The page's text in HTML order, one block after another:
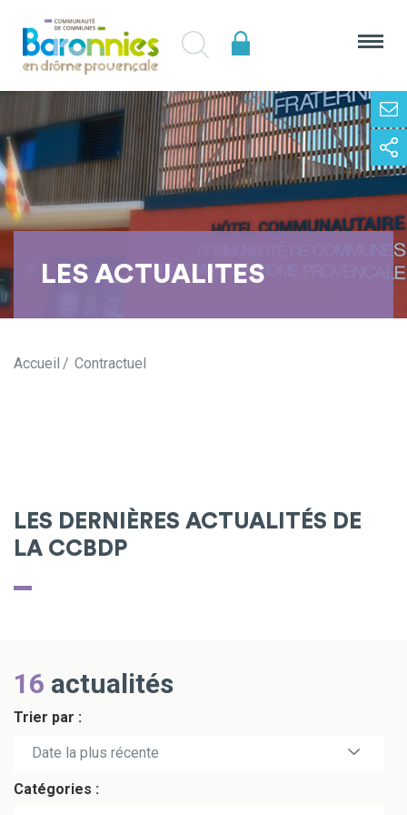
LES ACTUALITES
Accueil Contractuel
LES DERNIÈRES ACTUALITÉS DE
LA CCBDP
16 actualités
Trier par :
Date la plus récente
Date la plus ancienne
Catégories :